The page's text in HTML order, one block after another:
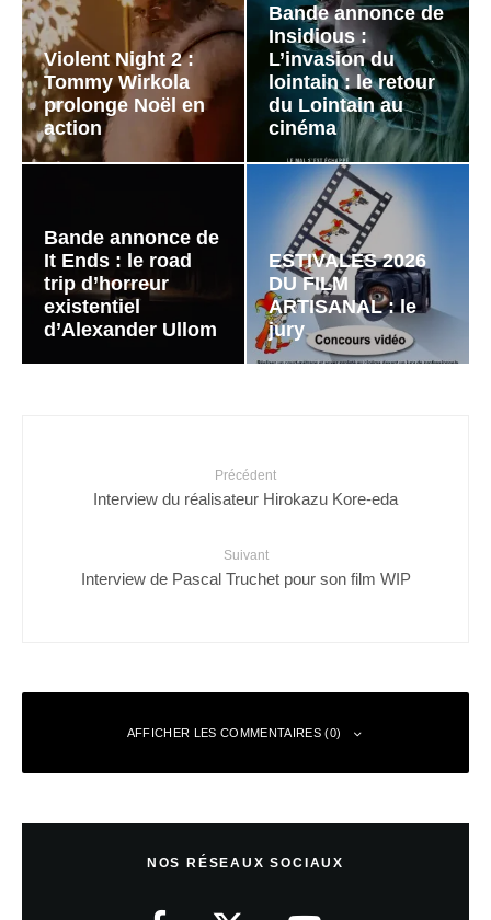
Violent Night 2 :
Tommy Wirkola
prolonge Noël en
action
Bande annonce de
Insidious :
L’invasion du
lointain : le retour
du Lointain au
cinéma
Bande annonce de
It Ends : le road
trip d’horreur
existentiel
d’Alexander Ullom
ESTIVALES 2026
DU FILM
ARTISANAL : le
jury
Précédent
Interview du réalisateur Hirokazu Kore-eda
Suivant
Interview de Pascal Truchet pour son film WIP
AFFICHER LES COMMENTAIRES (0)
NOS RÉSEAUX SOCIAUX